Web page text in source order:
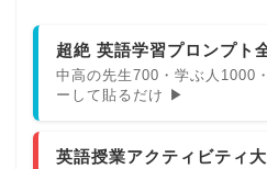
超絶 英語学習プロンプト
中高の先生700・学ぶ人1000
ーして貼るだけ ▶
英語授業アクティビティ